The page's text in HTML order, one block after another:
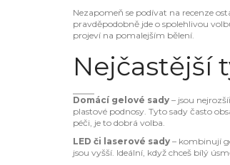
Nezapomeň se podívat na recenze
pravděpodobně jde o spolehlivou
projeví na pomalejším bělení.
Nejčastější
Domácí gelové sady – jsou
plastové podnosy. Tyto sady často
péči, je to dobrá volba.
LED či laserové sady – kombinují
jsou vyšší. Ideální, když chceš bílý